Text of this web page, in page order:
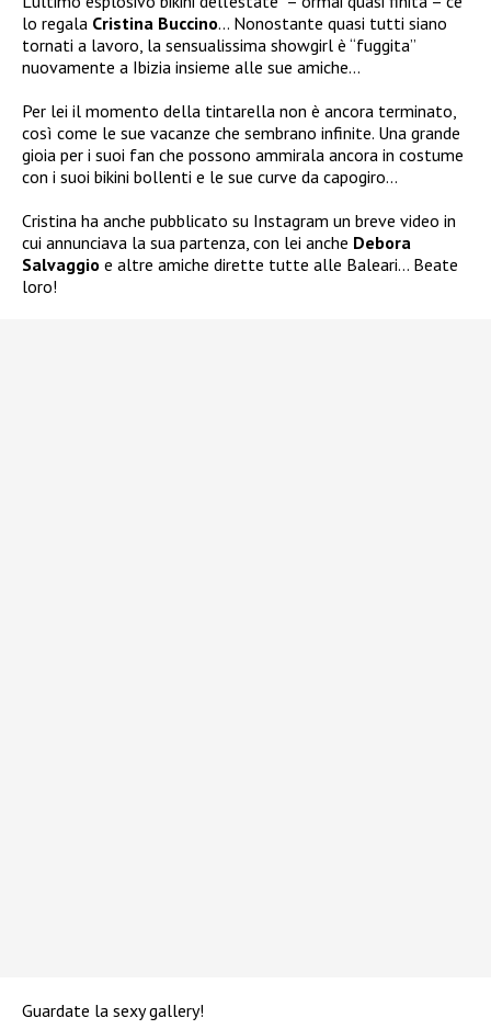
lo regala Cristina Buccino… Nonostante quasi tutti siano
tornati a lavoro, la sensualissima showgirl è “fuggita”
nuovamente a Ibizia insieme alle sue amiche…
Per lei il momento della tintarella non è ancora terminato,
così come le sue vacanze che sembrano infinite. Una grande
gioia per i suoi fan che possono ammirala ancora in costume
con i suoi bikini bollenti e le sue curve da capogiro…
Cristina ha anche pubblicato su Instagram un breve video in
cui annunciava la sua partenza, con lei anche Debora
Salvaggio e altre amiche dirette tutte alle Baleari… Beate
loro!
Guardate la sexy gallery!